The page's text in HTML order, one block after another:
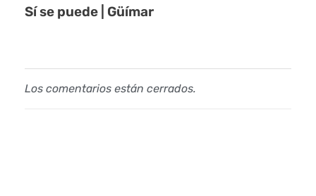
s
a
l
Sí se puede | Güímar
Los comentarios están cerrados.